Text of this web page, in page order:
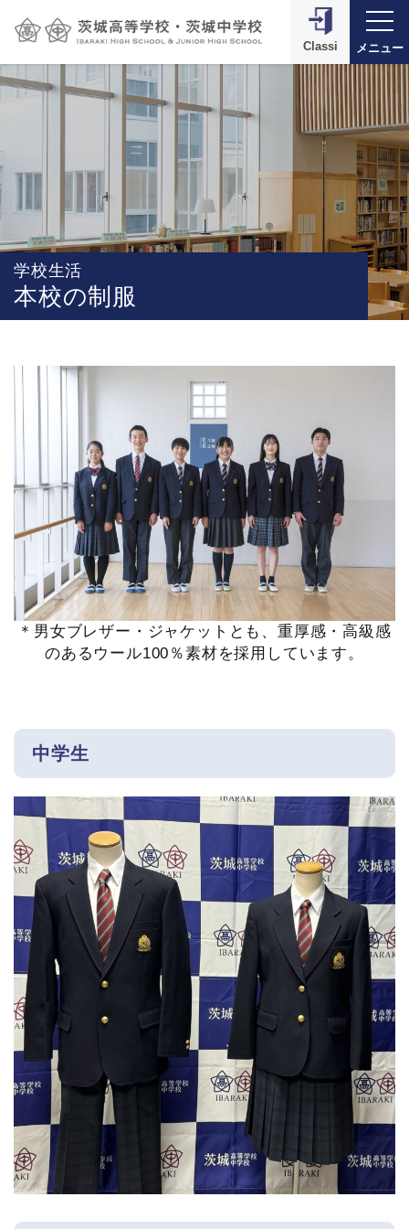
Classi メニュー
学校生活
本校の制服
＊男女ブレザー・ジャケットとも、重厚感・高級感
のあるウール100％素材を採用しています。
中学生